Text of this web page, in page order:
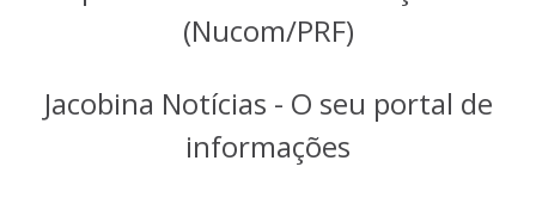
(Nucom/PRF)
Jacobina Notícias - O seu portal de
informações